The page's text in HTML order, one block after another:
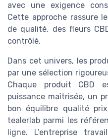
avec une exigence
Cette approche rassure
de qualité, des fleurs
contrôlé.
Dans cet univers, les
par une sélection
Chaque produit CBD
puissance maîtrisée, un
bon équilibre qualité
tealerlab parmi les
ligne. L’entreprise